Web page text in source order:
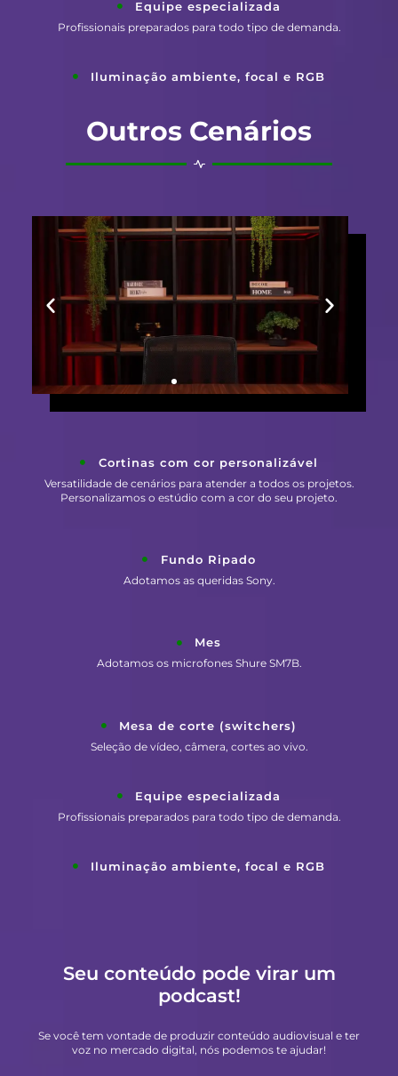
Equipe especializada
Profissionais preparados para todo tipo de demanda.
Iluminação ambiente, focal e RGB
Outros Cenários
Cortinas com cor personalizável
Versatilidade de cenários para atender a todos os projetos.
Personalizamos o estúdio com a cor do seu projeto.
Fundo Ripado
Adotamos as queridas Sony.
Mes
Adotamos os microfones Shure SM7B.
Mesa de corte (switchers)
Seleção de vídeo, câmera, cortes ao vivo.
Equipe especializada
Profissionais preparados para todo tipo de demanda.
Iluminação ambiente, focal e RGB
Seu conteúdo pode virar um
podcast!
Se você tem vontade de produzir conteúdo audiovisual e ter
voz no mercado digital, nós podemos te ajudar!